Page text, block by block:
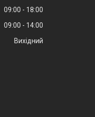
09:00
18:00
09:00
14:00
Вихідний